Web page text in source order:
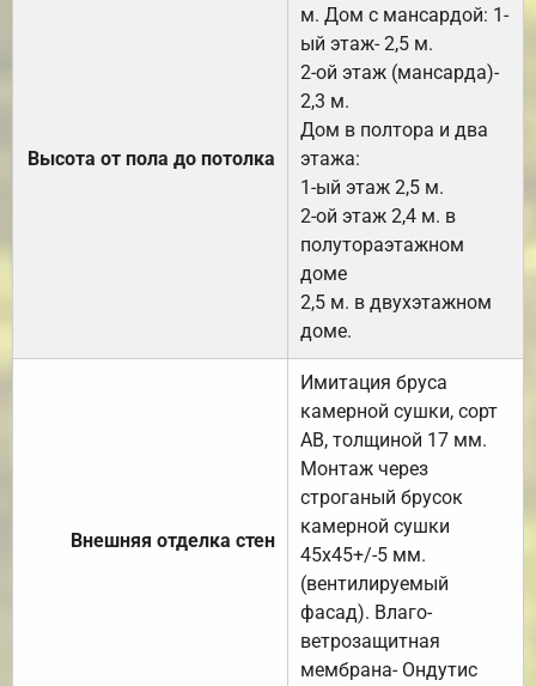
Высота от пола до потолка
м. Дом с мансардой: 1-
ый этаж- 2,5 м.
2-ой этаж (мансарда)-
2,3 м.
Дом в полтора и два
этажа:
1-ый этаж 2,5 м.
2-ой этаж 2,4 м. в
полутораэтажном
доме
2,5 м. в двухэтажном
доме.
Внешняя отделка стен
Имитация бруса
камерной сушки, сорт
АВ, толщиной 17 мм.
Монтаж через
строганый брусок
камерной сушки
45х45+/-5 мм.
(вентилируемый
фасад). Влаго-
ветрозащитная
мембрана- Ондутис